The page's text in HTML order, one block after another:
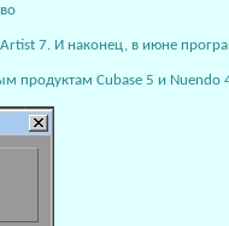
7. И наконец, в июне
Cubase 5 и Nuendo